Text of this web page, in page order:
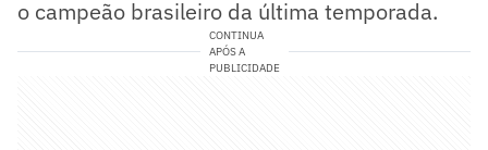
o campeão brasileiro da última temporada.
CONTINUA
APÓS A
PUBLICIDADE